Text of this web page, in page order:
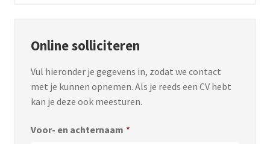
Online solliciteren
Vul hieronder je gegevens in, zodat we contact
met je kunnen opnemen. Als je reeds een CV hebt
kan je deze ook meesturen.
Voor- en achternaam *